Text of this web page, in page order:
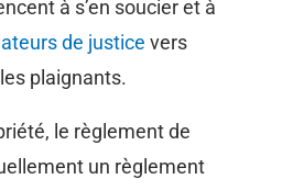
à s’en soucier et à
de justice vers
plaignants.
le règlement de
un règlement